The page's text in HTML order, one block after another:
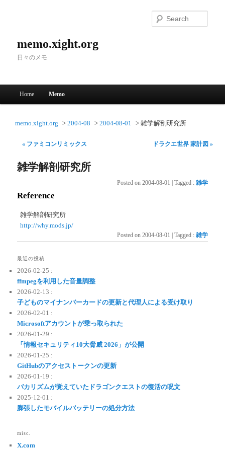
memo.xight.org
日々のメモ
Skip to primary content
Skip to secondary content
Home Memo
memo.xight.org 2004-08 2004-08-01 雑学解剖研究所
« ファミコンリミックス ドラクエ世界 家計図 »
雑学解剖研究所
Posted on 2004-08-01 Tagged : 雑学
Reference
雑学解剖研究所
http://why.mods.jp/
Posted on 2004-08-01 Tagged : 雑学
最近の投稿
2026-02-25 :
ffmpegを利用した音量調整
2026-02-13 :
子どものマイナンバーカードの更新と代理人による受け取り
2026-02-01 :
Microsoftアカウントが乗っ取られた
2026-01-29 :
「情報セキュリティ10大脅威 2026」が公開
2026-01-25 :
GitHubのアクセストークンの更新
2026-01-19 :
バカリズムが覚えていたドラゴンクエストの復活の呪文
2025-12-01 :
膨張したモバイルバッテリーの処分方法
misc.
X.com